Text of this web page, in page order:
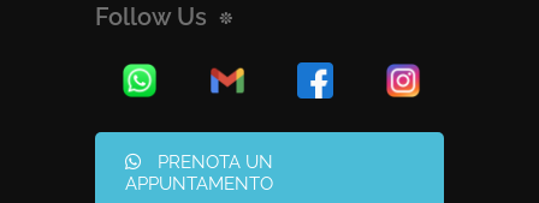
Follow Us
PRENOTA UN
APPUNTAMENTO